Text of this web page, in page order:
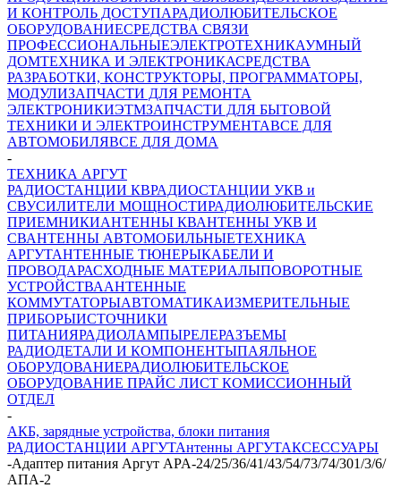
И КОНТРОЛЬ ДОСТУПАРАДИОЛЮБИТЕЛЬСКОЕ
ОБОРУДОВАНИЕСРЕДСТВА СВЯЗИ
ПРОФЕССИОНАЛЬНЫЕЭЛЕКТРОТЕХНИКАУМНЫЙ
ДОМТЕХНИКА И ЭЛЕКТРОНИКАСРЕДСТВА
РАЗРАБОТКИ, КОНСТРУКТОРЫ, ПРОГРАММАТОРЫ,
МОДУЛИЗАПЧАСТИ ДЛЯ РЕМОНТА
ЭЛЕКТРОНИКИЭТМЗАПЧАСТИ ДЛЯ БЫТОВОЙ
ТЕХНИКИ И ЭЛЕКТРОИНСТРУМЕНТАВСЕ ДЛЯ
АВТОМОБИЛЯВСЕ ДЛЯ ДОМА
-
ТЕХНИКА АРГУТ
РАДИОСТАНЦИИ КВРАДИОСТАНЦИИ УКВ и
СВУСИЛИТЕЛИ МОЩНОСТИРАДИОЛЮБИТЕЛЬСКИЕ
ПРИЕМНИКИАНТЕННЫ КВАНТЕННЫ УКВ И
СВАНТЕННЫ АВТОМОБИЛЬНЫЕТЕХНИКА
АРГУТАНТЕННЫЕ ТЮНЕРЫКАБЕЛИ И
ПРОВОДАРАСХОДНЫЕ МАТЕРИАЛЫПОВОРОТНЫЕ
УСТРОЙСТВААНТЕННЫЕ
КОММУТАТОРЫАВТОМАТИКАИЗМЕРИТЕЛЬНЫЕ
ПРИБОРЫИСТОЧНИКИ
ПИТАНИЯРАДИОЛАМПЫРЕЛЕРАЗЪЕМЫ
РАДИОДЕТАЛИ И КОМПОНЕНТЫПАЯЛЬНОЕ
ОБОРУДОВАНИЕРАДИОЛЮБИТЕЛЬСКОЕ
ОБОРУДОВАНИЕ ПРАЙС ЛИСТ КОМИССИОННЫЙ
ОТДЕЛ
-
АКБ, зарядные устройства, блоки питания
РАДИОСТАНЦИИ АРГУТАнтенны АРГУТАКСЕССУАРЫ
-Адаптер питания Аргут APA-24/25/36/41/43/54/73/74/301/3/6/
АПА-2